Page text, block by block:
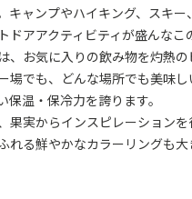
キャンプやハイキング、スキー
ドアアクティビティが盛んなこ
、お気に入りの飲み物を灼熱の
場でも、どんな場所でも美味し
保温・保冷力を誇ります。
果実からインスピレーション
れる鮮やかなカラーリングも